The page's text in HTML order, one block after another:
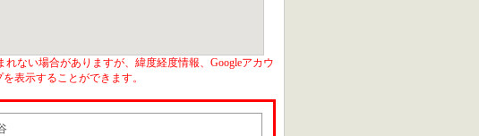
ない場合がありますが、緯度経度情報、Googleアカウ
表示することができます。